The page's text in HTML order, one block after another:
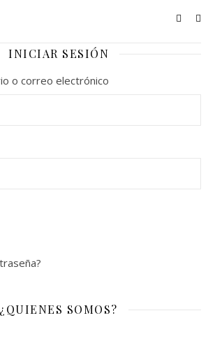
INICIAR SESIÓN
o correo electrónico
¿QUIENES SOMOS?